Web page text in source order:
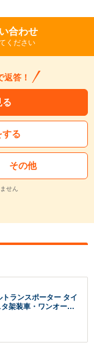
合わせ
ください
返答！
る
する
その他
せん
ランスポーター タイ
架装車・ワンオーナ
後席モニター・バッ
物センサー・ベット
ルスクリーン・夏冬